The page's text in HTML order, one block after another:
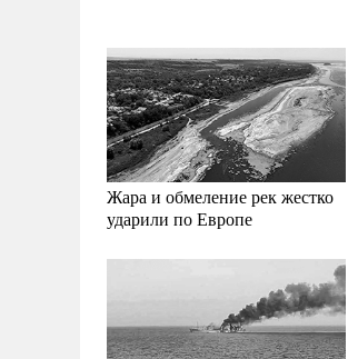
Жара и обмеление рек жестко
ударили по Европе